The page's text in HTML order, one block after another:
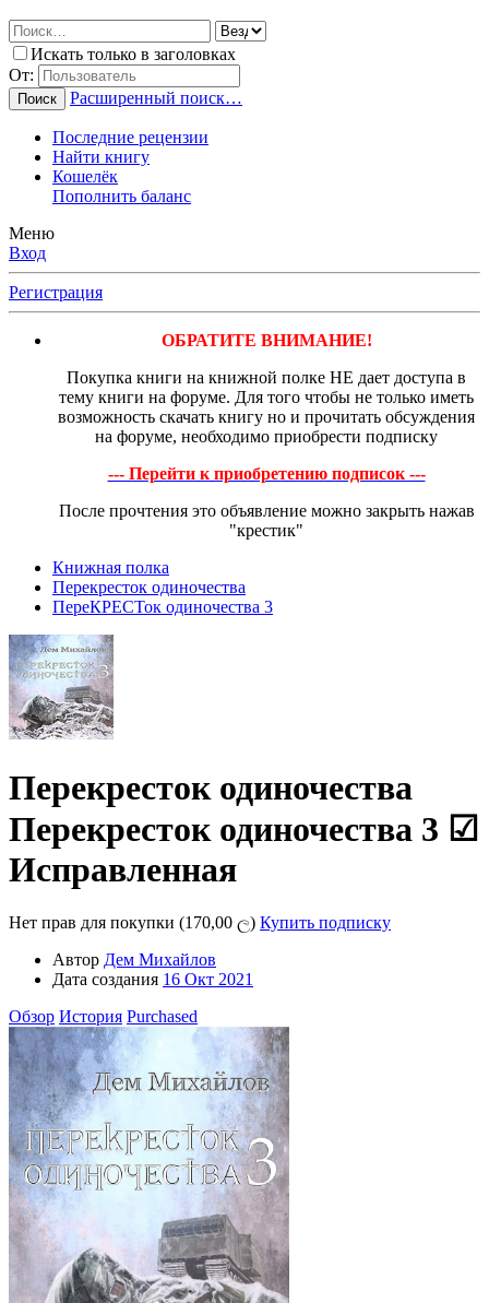
Искать только в заголовках
От:
Поиск Расширенный поиск…
Последние рецензии
Найти книгу
Кошелёк
Пополнить баланс
Меню
Вход
Регистрация
ОБРАТИТЕ ВНИМАНИЕ!
Покупка книги на книжной полке НЕ дает доступа в
тему книги на форуме. Для того чтобы не только иметь
возможность скачать книгу но и прочитать обсуждения
на форуме, необходимо приобрести подписку
--- Перейти к приобретению подписок ---
После прочтения это объявление можно закрыть нажав
"крестик"
Книжная полка
Перекресток одиночества
ПереКРЕСТок одиночества 3
Перекресток одиночества
Перекресток одиночества 3 ☑
Исправленная
Нет прав для покупки (170,00 ල) Купить подписку
Автор Дем Михайлов
Дата создания 16 Окт 2021
Обзор История Purchased